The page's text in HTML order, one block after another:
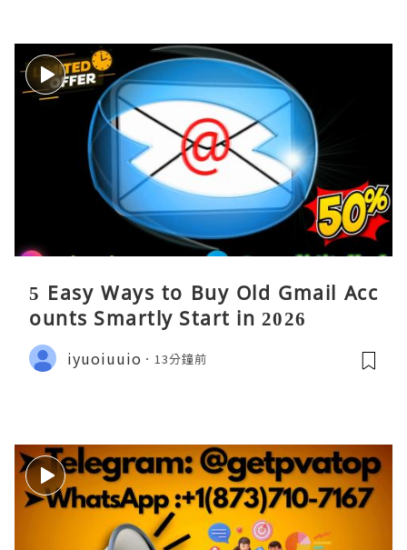
5 Easy Ways to Buy Old Gmail Acc
ounts Smartly Start in 2026
iyuoiuuio 13分鐘前